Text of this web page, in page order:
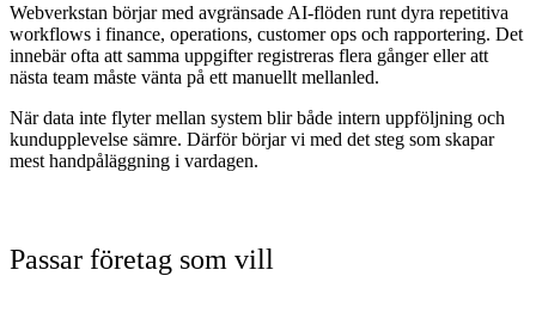
Webverkstan börjar med avgränsade AI-flöden runt dyra repetitiva
workflows i finance, operations, customer ops och rapportering. Det
innebär ofta att samma uppgifter registreras flera gånger eller att
nästa team måste vänta på ett manuellt mellanled.
När data inte flyter mellan system blir både intern uppföljning och
kundupplevelse sämre. Därför börjar vi med det steg som skapar
mest handpåläggning i vardagen.
Passar företag som vill